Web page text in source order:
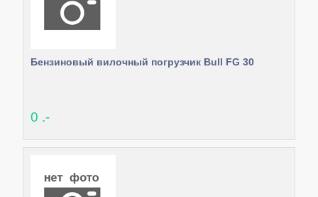
Бензиновый вилочный погрузчик Bull FG 30
0 .-